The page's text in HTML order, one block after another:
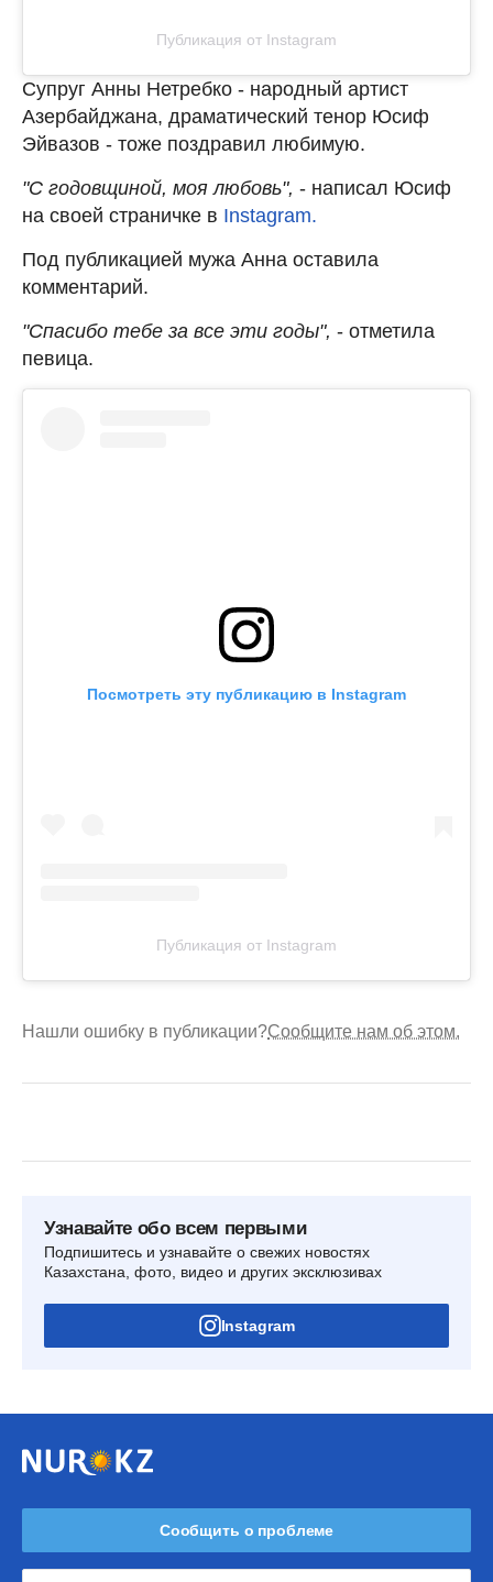
Публикация от Instagram
Супруг Анны Нетребко - народный артист
Азербайджана, драматический тенор Юсиф
Эйвазов - тоже поздравил любимую.
"С годовщиной, моя любовь", - написал Юсиф
на своей страничке в Instagram.
Под публикацией мужа Анна оставила
комментарий.
"Спасибо тебе за все эти годы", - отметила
певица.
Посмотреть эту публикацию в Instagram
Публикация от Instagram
Нашли ошибку в публикации?Сообщите нам об этом.
Узнавайте обо всем первыми
Подпишитесь и узнавайте о свежих новостях
Казахстана, фото, видео и других эксклюзивах
Instagram
Сообщить о проблеме